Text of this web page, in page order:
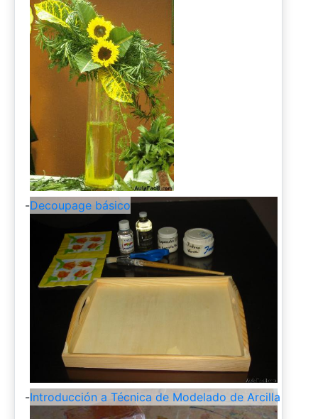
-Decoupage básico
-Introducción a Técnica de Modelado de Arcilla